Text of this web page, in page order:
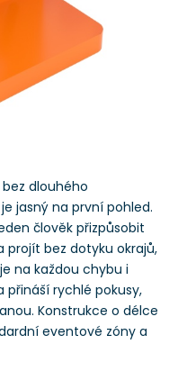
dlouhého
jasný na první pohled.
člověk přizpůsobit
bez dotyku okrajů,
na každou chybu i
přináší rychlé pokusy,
Konstrukce o délce
eventové zóny a